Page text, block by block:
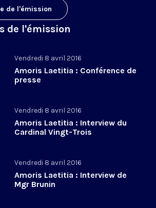
de l'émission
de l'émission
Vendredi 8 avril 2016
Amoris Laetitia : Conférence de
presse
Vendredi 8 avril 2016
Amoris Laetitia : Interview du
Cardinal Vingt-Trois
Vendredi 8 avril 2016
Amoris Laetitia : Interview de
Mgr Brunin